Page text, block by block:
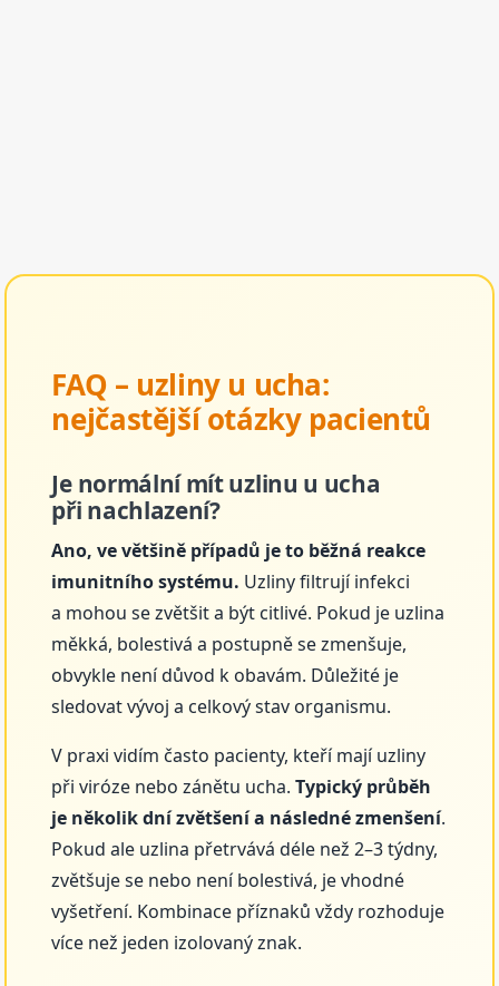
FAQ – uzliny u ucha:
nejčastější otázky pacientů
Je normální mít uzlinu u ucha
při nachlazení?
Ano, ve většině případů je to běžná reakce
imunitního systému. Uzliny filtrují infekci
a mohou se zvětšit a být citlivé. Pokud je uzlina
měkká, bolestivá a postupně se zmenšuje,
obvykle není důvod k obavám. Důležité je
sledovat vývoj a celkový stav organismu.
V praxi vidím často pacienty, kteří mají uzliny
při viróze nebo zánětu ucha.Typický průběh
je několik dní zvětšení a následné zmenšení.
Pokud ale uzlina přetrvává déle než 2–3 týdny,
zvětšuje se nebo není bolestivá, je vhodné
vyšetření. Kombinace příznaků vždy rozhoduje
více než jeden izolovaný znak.